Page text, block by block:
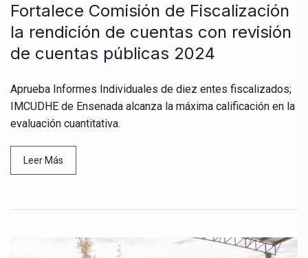
Fortalece Comisión de Fiscalización
la rendición de cuentas con revisión
de cuentas públicas 2024
Aprueba Informes Individuales de diez entes fiscalizados;
IMCUDHE de Ensenada alcanza la máxima calificación en la
evaluación cuantitativa.
Leer Más